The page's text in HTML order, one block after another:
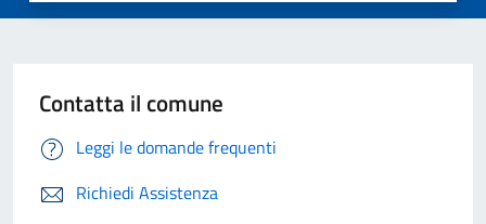
Contatta il comune
Leggi le domande frequenti
Richiedi Assistenza